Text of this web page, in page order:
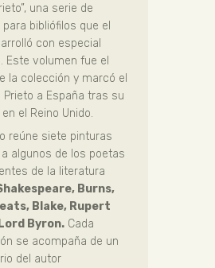
una serie de
bibliófilos que el
con especial
Este volumen fue el
la colección y marcó el
Prieto a España tras su
el Reino Unido.
reúne siete pinturas
algunos de los poetas
de la literatura
Burns,
Blake, Rupert
Byron. Cada
se acompaña de un
del autor